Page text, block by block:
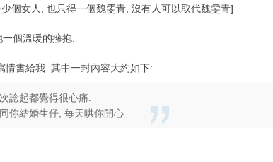
個女人, 也只得一個魏雯青, 沒有人可以取代魏雯青]
個溫暖的擁抱.
書給我. 其中一封內容大約如下:
諗起都覺得很心痛.
你結婚生仔, 每天哄你開心